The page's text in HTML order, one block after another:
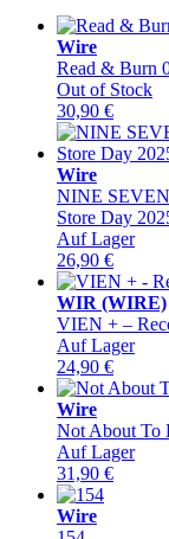
Wire
Read & Burn
Out of Stock
30,90 €
Wire
NINE
Store Day
Auf Lager
26,90 €
WIR (WIRE)
VIEN + –
Auf Lager
24,90 €
Wire
Not About To
Auf Lager
31,90 €
Wire